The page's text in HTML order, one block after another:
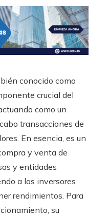
conocido como
crucial del
como un
transacciones de
En esencia, es un
y venta de
y entidades
a los inversores
rendimientos. Para
su